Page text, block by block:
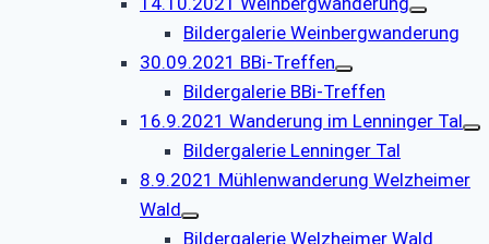
Bildergalerie Weinbergwanderung
30.09.2021 BBi-Treffen
Bildergalerie BBi-Treffen
16.9.2021 Wanderung im Lenninger Tal
Bildergalerie Lenninger Tal
8.9.2021 Mühlenwanderung Welzheimer
Wald
Bildergalerie Welzheimer Wald